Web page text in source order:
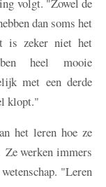
dan soms het
is zeker niet het
heel mooie
met een derde
klopt."
het leren hoe ze
Ze werken immers
"Leren